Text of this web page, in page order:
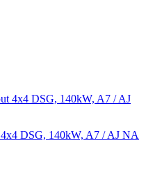
DSG, 140kW, A7 / AJ NA